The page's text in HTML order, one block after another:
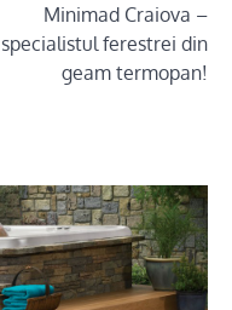
Minimad Craiova –
specialistul ferestrei din
geam termopan!